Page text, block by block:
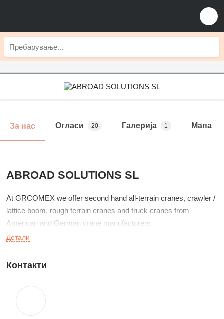
За нас Огласи 20 Галерија 1 Мапа
ABROAD SOLUTIONS SL
At GRCOMEX we offer second hand all-terrain cranes, crawler /
lattice boom, rough terrain cranes and truck cranes from
American and German crane manufacturers.
Детали
Контакти